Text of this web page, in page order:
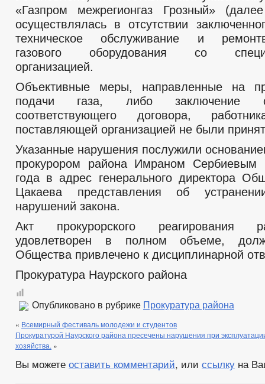
«Газпром межрегионгаз Грозный»
осуществлялась в отсутствии
техническое обслуживание и
газового оборудования со
организацией.
Объективные меры, направленные на
подачи газа, либо заключение
соответствующего договора,
поставляющей организацией не были
Указанные нарушения послужили
прокурором района Имраном Сербиевым
года в адрес генерального директора
Цакаева представления об
нарушений закона.
Акт прокурорского реагирования
удовлетворен в полном объеме,
Общества привлечено к дисциплинарной
Прокуратура Наурского района
Опубликовано в рубрике Прокуратура района
« Всемирный фестиваль молодежи и студентов
Прокуратурой Наурского района пресечены нарушения при
хозяйства. »
Вы можете оставить комментарий, или ссылку на